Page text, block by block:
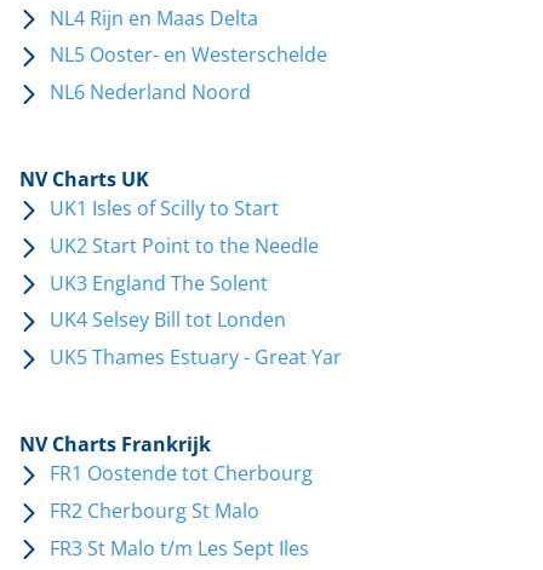
NL4 Rijn en Maas Delta
NL5 Ooster- en Westerschelde
NL6 Nederland Noord
NV Charts UK
UK1 Isles of Scilly to Start
UK2 Start Point to the Needle
UK3 England The Solent
UK4 Selsey Bill tot Londen
UK5 Thames Estuary - Great Yar
NV Charts Frankrijk
FR1 Oostende tot Cherbourg
FR2 Cherbourg St Malo
FR3 St Malo t/m Les Sept Iles